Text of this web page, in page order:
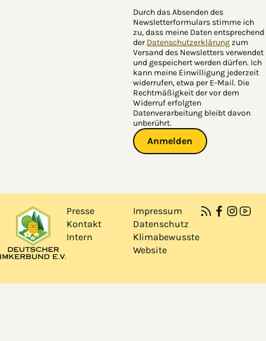
Durch das Absenden des
Newsletterformulars stimme ich
zu, dass meine Daten entsprechend
der Datenschutzerklärungzum
Versand des Newsletters verwendet
und gespeichert werden dürfen. Ich
kann meine Einwilligung jederzeit
widerrufen, etwa per E-Mail. Die
Rechtmäßigkeit der vor dem
Widerruf erfolgten
Datenverarbeitung bleibt davon
unberührt.
Anmelden
Presse
Kontakt
Intern
Impressum
Datenschutz
Klimabewusste
Website